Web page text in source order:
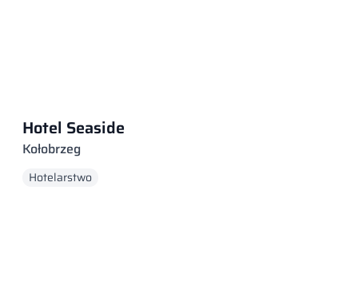
Hotel Seaside
Kołobrzeg
Hotelarstwo